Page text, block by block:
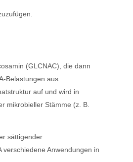
(GLCNAC), die dann
Belastungen aus
auf und wird in
mikrobieller Stämme (z. B.
sättigender
Anwendungen in